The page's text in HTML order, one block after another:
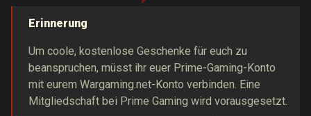
Erinnerung
Um coole, kostenlose Geschenke für euch zu
beanspruchen, müsst ihr euer Prime-Gaming-Konto
mit eurem Wargaming.net-Konto verbinden. Eine
Mitgliedschaft bei Prime Gaming wird vorausgesetzt.